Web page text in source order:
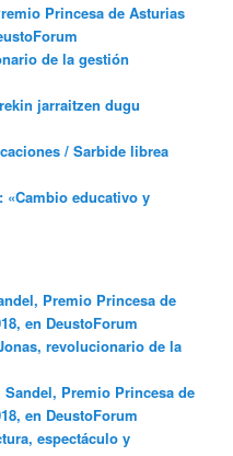
Princesa de Asturias
de la gestión
jarraitzen dugu
/ Sarbide librea
«Cambio educativo y
Premio Princesa de
en DeustoForum
revolucionario de la
Sandel, Premio Princesa de
en DeustoForum
espectáculo y